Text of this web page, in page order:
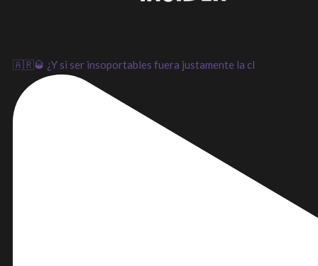
🇦🇷🥃 ¿Y si ser insoportables fuera justamente la cl